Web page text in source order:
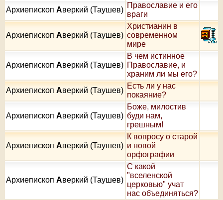
Архиепископ Аверкий (Таушев)
Православие и его
враги
Архиепископ Аверкий (Таушев)
Христианин в
современном
мире
Архиепископ Аверкий (Таушев)
В чем истинное
Православие, и
храним ли мы его?
Архиепископ Аверкий (Таушев)
Есть ли у нас
покаяние?
Архиепископ Аверкий (Таушев)
Боже, милостив
буди нам,
грешным!
Архиепископ Аверкий (Таушев)
К вопросу о старой
и новой
орфографии
Архиепископ Аверкий (Таушев)
С какой
"вселенской
церковью" учат
нас объединяться?